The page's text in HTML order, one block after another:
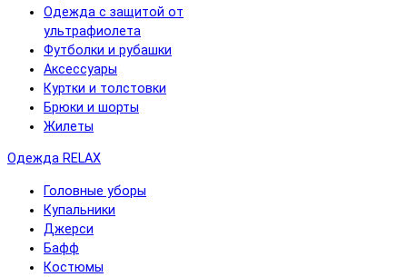
Одежда с защитой от
ультрафиолета
Футболки и рубашки
Аксессуары
Куртки и толстовки
Брюки и шорты
Жилеты
Одежда RELAX
Головные уборы
Купальники
Джерси
Бафф
Костюмы